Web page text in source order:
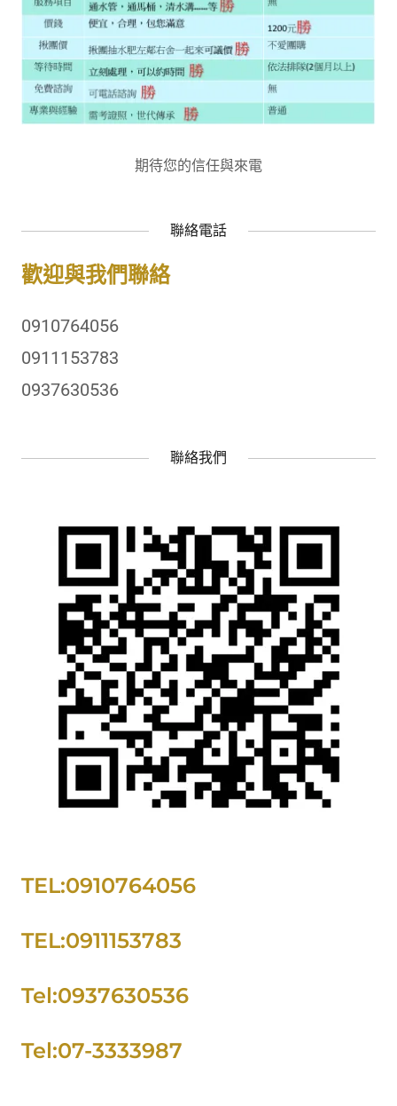
期待您的信任與來電
聯絡電話
歡迎與我們聯絡
0910764056
0911153783
0937630536
聯絡我們
TEL:0910764056
TEL:0911153783
Tel:0937630536
Tel:07-3333987